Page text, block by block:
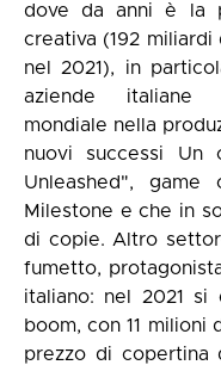
dove da anni è la
creativa (192
nel 2021), in
aziende italiane
mondiale nella
nuovi successi Un
Unleashed", game
Milestone e che in
di copie. Altro
fumetto,
italiano: nel 2021
boom, con 11 milioni
prezzo di copertina